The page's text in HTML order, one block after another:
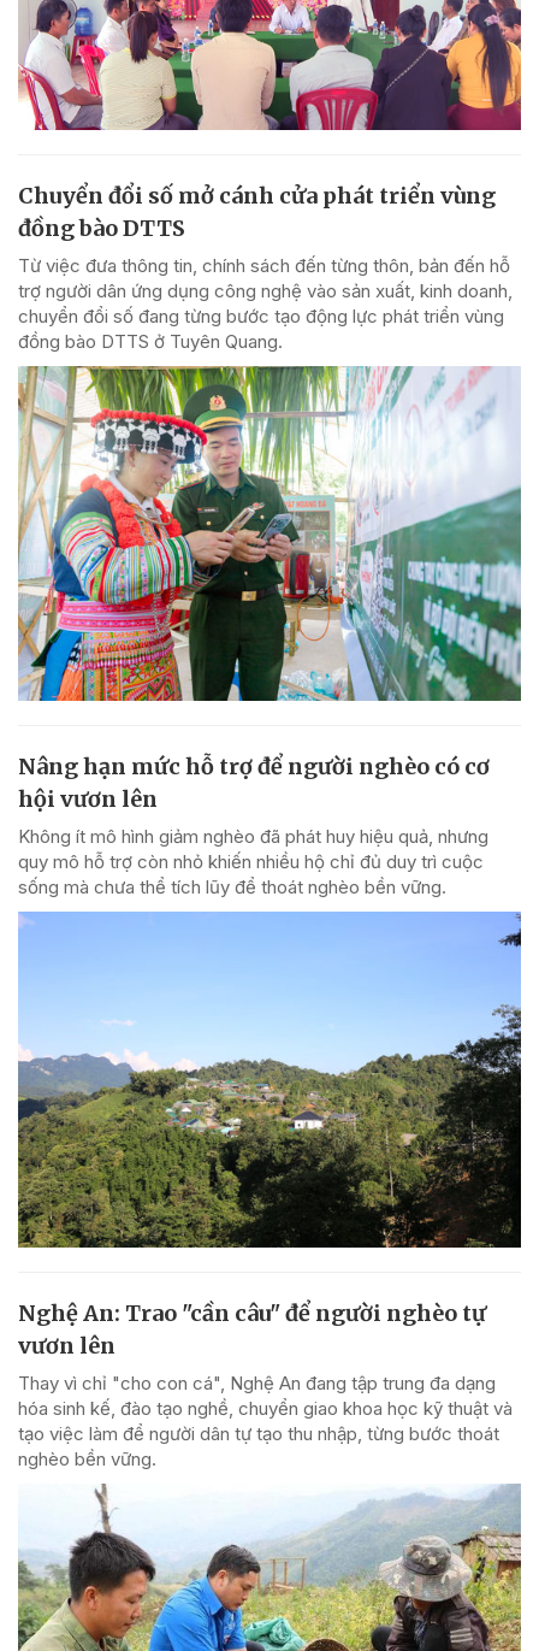
Chuyển đổi số mở cánh cửa phát triển vùng
đồng bào DTTS
Từ việc đưa thông tin, chính sách đến từng thôn, bản đến hỗ
trợ người dân ứng dụng công nghệ vào sản xuất, kinh doanh,
chuyển đổi số đang từng bước tạo động lực phát triển vùng
đồng bào DTTS ở Tuyên Quang.
Nâng hạn mức hỗ trợ để người nghèo có cơ
hội vươn lên
Không ít mô hình giảm nghèo đã phát huy hiệu quả, nhưng
quy mô hỗ trợ còn nhỏ khiến nhiều hộ chỉ đủ duy trì cuộc
sống mà chưa thể tích lũy để thoát nghèo bền vững.
Nghệ An: Trao "cần câu" để người nghèo tự
vươn lên
Thay vì chỉ "cho con cá", Nghệ An đang tập trung đa dạng
hóa sinh kế, đào tạo nghề, chuyển giao khoa học kỹ thuật và
tạo việc làm để người dân tự tạo thu nhập, từng bước thoát
nghèo bền vững.